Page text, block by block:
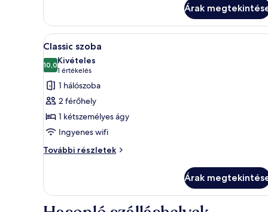
Árak
A
következő
szoba
összes
képének
megtekintése:
Classic
szoba
Egy hálószoba, amelyben
1
Classic szoba
10,010-ből 10,0
Kivételes
1 értékelés
(1
értékelés)
1 hálószoba
2 férőhely
1 kétszemélyes ágy
Ingyenes wifi
További részletek
Classic
Árak